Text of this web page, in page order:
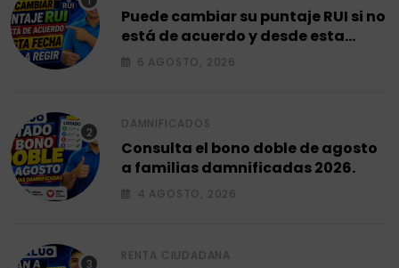
Puede cambiar su puntaje RUI si no
está de acuerdo y desde esta
fecha empieza a regir en el 2026.
6 AGOSTO, 2026
DAMNIFICADOS
Consulta el bono doble de agosto
a familias damnificadas 2026.
4 AGOSTO, 2026
RENTA CIUDADANA